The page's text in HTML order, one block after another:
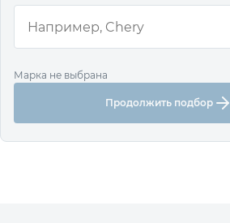
Марка не выбрана
Продолжить подбор